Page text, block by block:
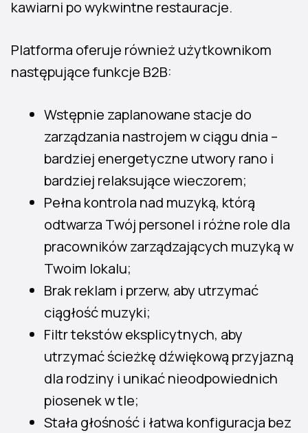
kawiarni po wykwintne restauracje.
Platforma oferuje również użytkownikom
następujące funkcje B2B:
Wstępnie zaplanowane stacje do
zarządzania nastrojem w ciągu dnia –
bardziej energetyczne utwory rano i
bardziej relaksujące wieczorem;
Pełna kontrola nad muzyką, którą
odtwarza Twój personel i różne role dla
pracowników zarządzających muzyką w
Twoim lokalu;
Brak reklam i przerw, aby utrzymać
ciągłość muzyki;
Filtr tekstów eksplicytnych, aby
utrzymać ścieżkę dźwiękową przyjazną
dla rodziny i unikać nieodpowiednich
piosenek w tle;
Stała głośność i łatwa konfiguracja bez